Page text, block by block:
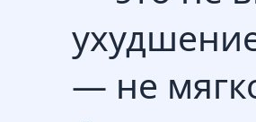
— не